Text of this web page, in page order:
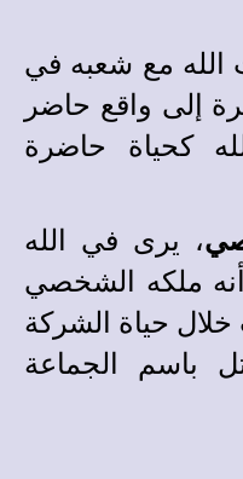
الله مع شعبه في
إلى واقع حاضر
كحياة حاضرة
، يرى في الله
أنه ملكه الشخصي
حياة الشركة
باسم الجماعة